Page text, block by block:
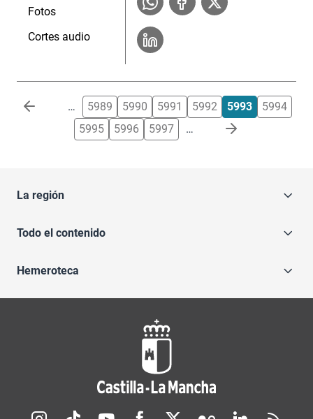
Fotos
Cortes audio
Paginación … 5989 5990 5991 5992 5993
5994
5995
5996 5997 …
La región
Todo el contenido
Hemeroteca